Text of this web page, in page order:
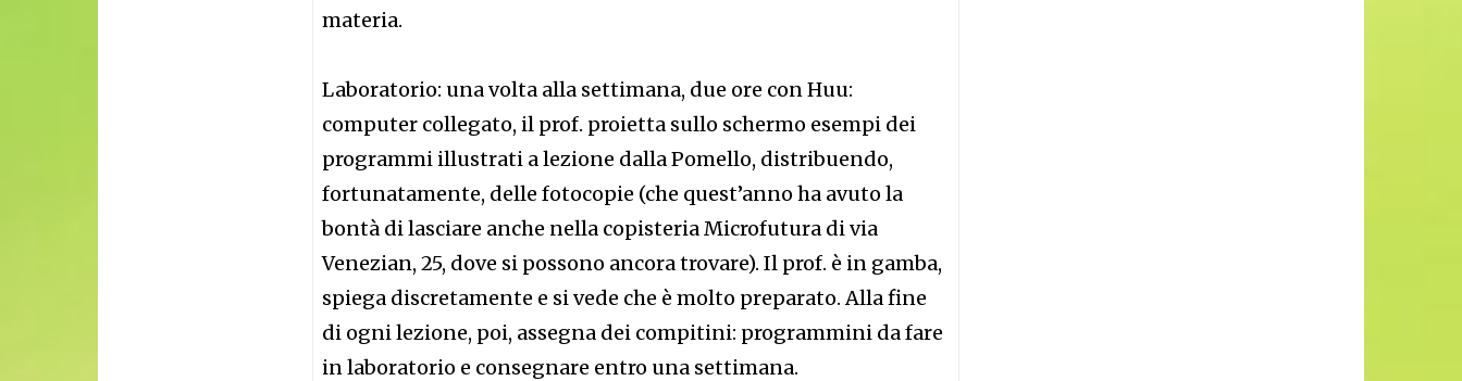
materia.
Laboratorio: una volta alla settimana, due ore con Huu:
computer collegato, il prof. proietta sullo schermo esempi dei
programmi illustrati a lezione dalla Pomello, distribuendo,
fortunatamente, delle fotocopie (che quest’anno ha avuto la
bontà di lasciare anche nella copisteria Microfutura di via
Venezian, 25, dove si possono ancora trovare). Il prof. è in gamba,
spiega discretamente e si vede che è molto preparato. Alla fine
di ogni lezione, poi, assegna dei compitini: programmini da fare
in laboratorio e consegnare entro una settimana.